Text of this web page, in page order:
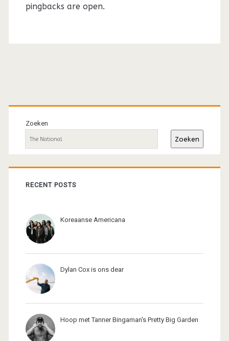
pingbacks are open.
Primaire
sidebar
Zoeken
Zoeken
RECENT POSTS
Koreaanse Americana
Dylan Cox is ons dear
Hoop met Tanner Bingaman's Pretty Big Garden